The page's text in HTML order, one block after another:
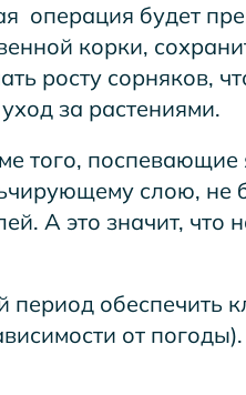
операция будет
корки,
росту сорняков,
за растениями.
того, поспевающие
слою, не
А это значит, что
период обеспечить
от